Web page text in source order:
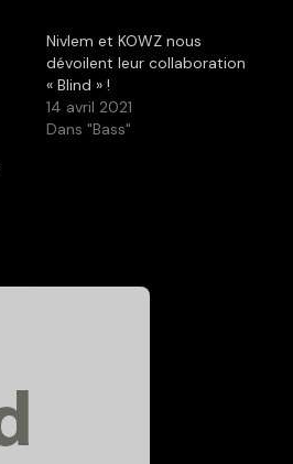
Nivlem et KOWZ nous
dévoilent leur collaboration
« Blind » !
14 avril 2021
Dans "Bass"